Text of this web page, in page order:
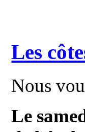
Les
Nous
Le